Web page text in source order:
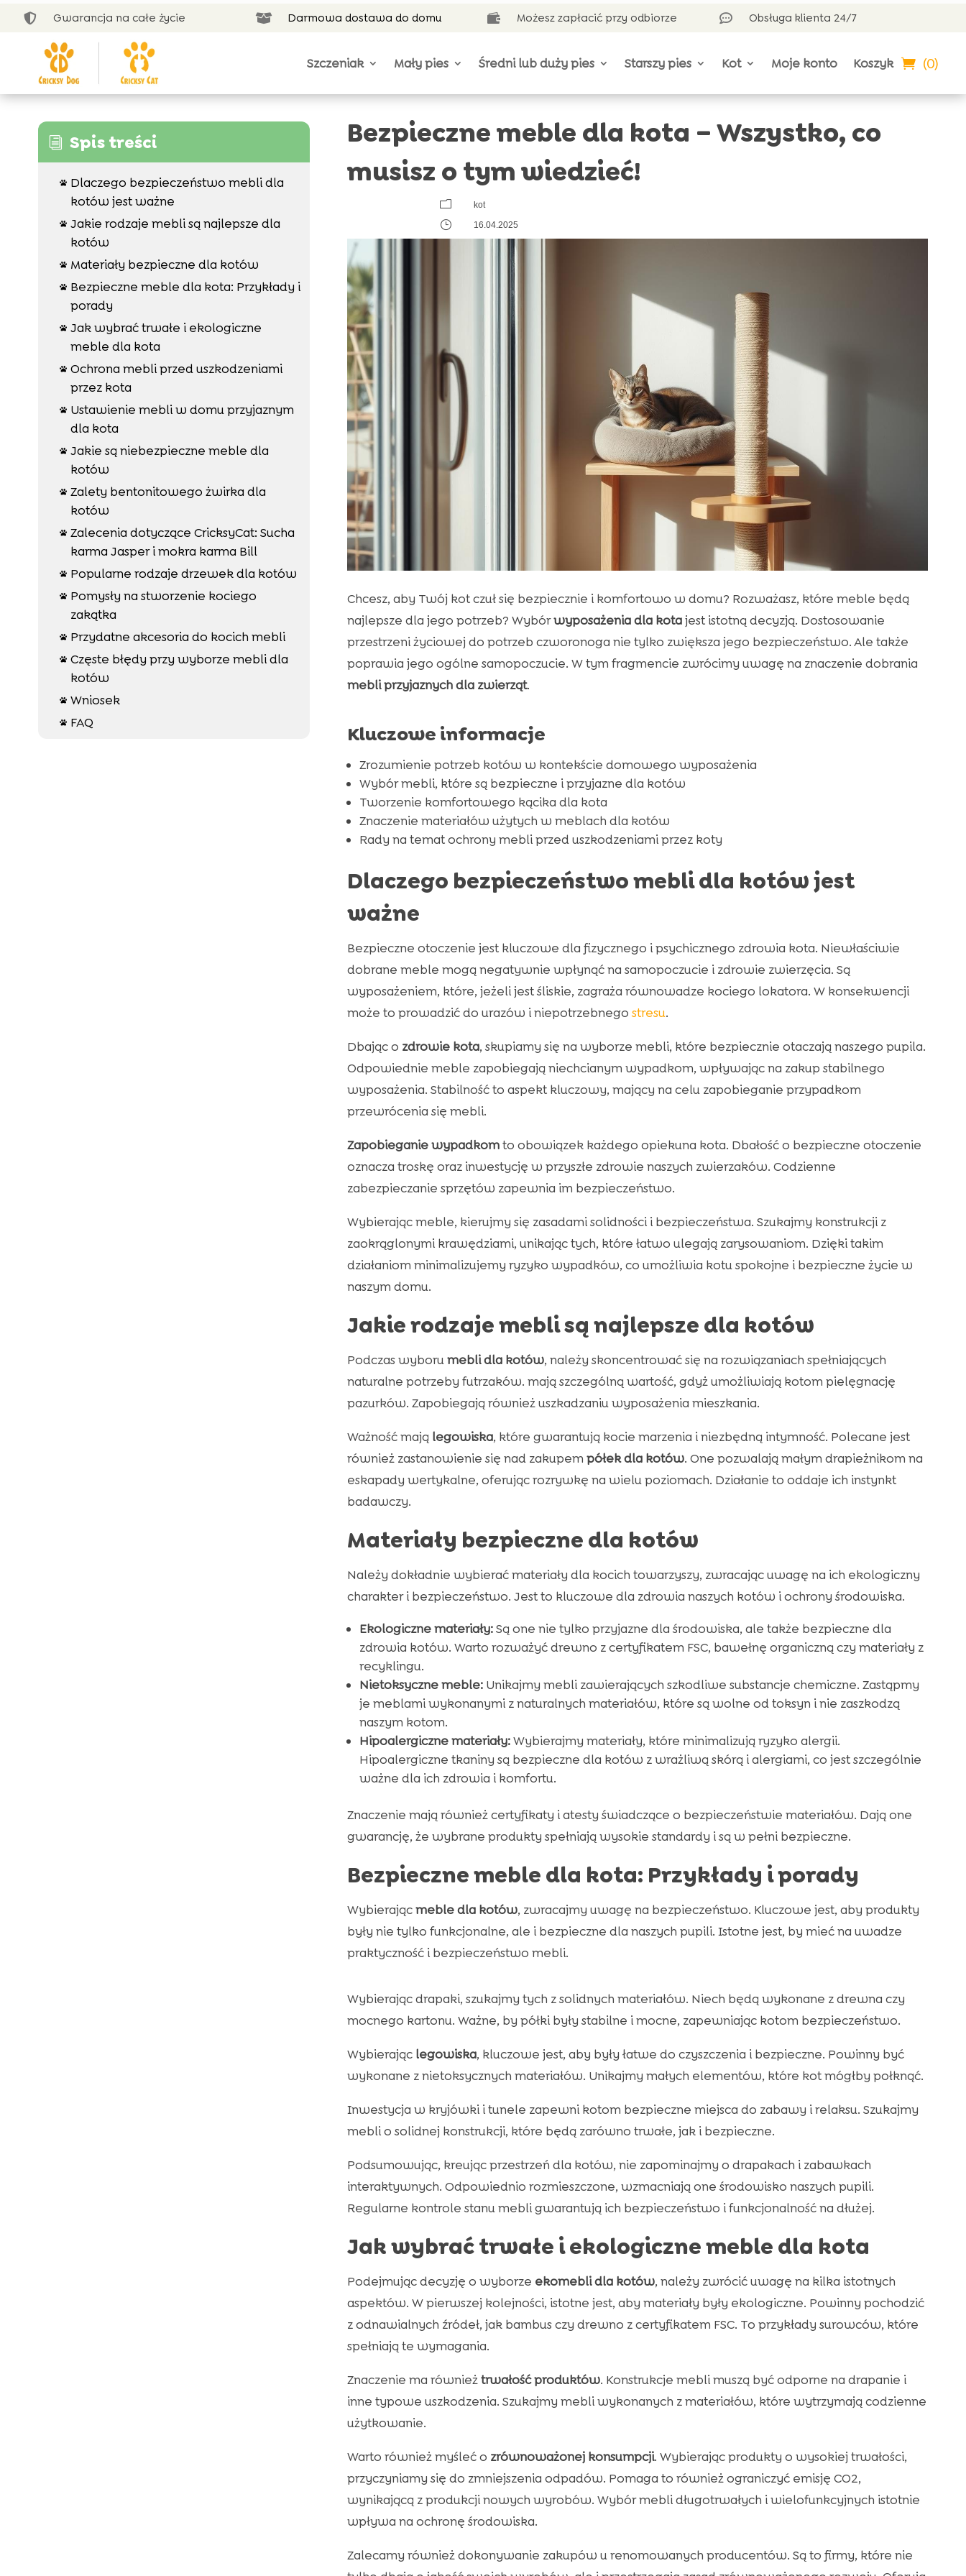
 Gwarancja na całe życie  Darmowa dostawa do domu  Możesz zapłacić przy odbiorze  Obsługa klienta 24/7
Szczeniak Mały pies Średni lub duży pies Starszy pies Kot Moje konto Koszyk (0)
i Spis treści

Dlaczego bezpieczeństwo mebli dla
kotów jest ważne
 Jakie rodzaje mebli są najlepsze dla
kotów
 Materiały bezpieczne dla kotów

Bezpieczne meble dla kota: Przykłady i
porady
 Jak wybrać trwałe i ekologiczne
meble dla kota
 Ochrona mebli przed uszkodzeniami
przez kota

Ustawienie mebli w domu przyjaznym
dla kota
 Jakie są niebezpieczne meble dla
kotów
 Zalety bentonitowego żwirka dla
kotów
 Zalecenia dotyczące CricksyCat: Sucha
karma Jasper i mokra karma Bill
 Popularne rodzaje drzewek dla kotów

Pomysły na stworzenie kociego
zakątka
 Przydatne akcesoria do kocich mebli
 Częste błędy przy wyborze mebli dla
kotów
 Wniosek
 FAQ
Bezpieczne meble dla kota – Wszystko, co
musisz o tym wiedzieć!
m kot
} 16.04.2025
Chcesz, aby Twój kot czuł się bezpiecznie i komfortowo w domu? Rozważasz, które meble będą
najlepsze dla jego potrzeb? Wybórwyposażenia dla kotajest istotną decyzją. Dostosowanie
przestrzeni życiowej do potrzeb czworonoga nie tylko zwiększa jego bezpieczeństwo. Ale także
poprawia jego ogólne samopoczucie. W tym fragmencie zwrócimy uwagę na znaczenie dobrania
mebli przyjaznych dla zwierząt.
Kluczowe informacje
Zrozumienie potrzeb kotów w kontekście domowego wyposażenia
Wybór mebli, które są bezpieczne i przyjazne dla kotów
Tworzenie komfortowego kącika dla kota
Znaczenie materiałów użytych w meblach dla kotów
Rady na temat ochrony mebli przed uszkodzeniami przez koty
Dlaczego bezpieczeństwo mebli dla kotów jest
ważne
Bezpieczne otoczenie jest kluczowe dla fizycznego i psychicznego zdrowia kota. Niewłaściwie
dobrane meble mogą negatywnie wpłynąć na samopoczucie i zdrowie zwierzęcia. Są
wyposażeniem, które, jeżeli jest śliskie, zagraża równowadze kociego lokatora. W konsekwencji
może to prowadzić do urazów i niepotrzebnego stresu.
Dbając o zdrowie kota, skupiamy się na wyborze mebli, które bezpiecznie otaczają naszego pupila.
Odpowiednie meble zapobiegają niechcianym wypadkom, wpływając na zakup stabilnego
wyposażenia. Stabilność to aspekt kluczowy, mający na celu zapobieganie przypadkom
przewrócenia się mebli.
Zapobieganie wypadkomto obowiązek każdego opiekuna kota. Dbałość o bezpieczne otoczenie
oznacza troskę oraz inwestycję w przyszłe zdrowie naszych zwierzaków. Codzienne
zabezpieczanie sprzętów zapewnia im bezpieczeństwo.
Wybierając meble, kierujmy się zasadami solidności i bezpieczeństwa. Szukajmy konstrukcji z
zaokrąglonymi krawędziami, unikając tych, które łatwo ulegają zarysowaniom. Dzięki takim
działaniom minimalizujemy ryzyko wypadków, co umożliwia kotu spokojne i bezpieczne życie w
naszym domu.
Jakie rodzaje mebli są najlepsze dla kotów
Podczas wyborumebli dla kotów, należy skoncentrować się na rozwiązaniach spełniających
naturalne potrzeby futrzaków. mają szczególną wartość, gdyż umożliwiają kotom pielęgnację
pazurków. Zapobiegają również uszkadzaniu wyposażenia mieszkania.
Ważność mają legowiska, które gwarantują kocie marzenia i niezbędną intymność. Polecane jest
również zastanowienie się nad zakupem półek dla kotów. One pozwalają małym drapieżnikom na
eskapady wertykalne, oferując rozrywkę na wielu poziomach. Działanie to oddaje ich instynkt
badawczy.
Materiały bezpieczne dla kotów
Należy dokładnie wybierać materiały dla kocich towarzyszy, zwracając uwagę na ich ekologiczny
charakter i bezpieczeństwo. Jest to kluczowe dla zdrowia naszych kotów i ochrony środowiska.
Ekologiczne materiały:Są one nie tylko przyjazne dla środowiska, ale także bezpieczne dla
zdrowia kotów. Warto rozważyć drewno z certyfikatem FSC, bawełnę organiczną czy materiały z
recyklingu.
Nietoksyczne meble:Unikajmy mebli zawierających szkodliwe substancje chemiczne. Zastąpmy
je meblami wykonanymi z naturalnych materiałów, które są wolne od toksyn i nie zaszkodzą
naszym kotom.
Hipoalergiczne materiały:Wybierajmy materiały, które minimalizują ryzyko alergii.
Hipoalergiczne tkaniny są bezpieczne dla kotów z wrażliwą skórą i alergiami, co jest szczególnie
ważne dla ich zdrowia i komfortu.
Znaczenie mają również certyfikaty i atesty świadczące o bezpieczeństwie materiałów. Dają one
gwarancję, że wybrane produkty spełniają wysokie standardy i są w pełni bezpieczne.
Bezpieczne meble dla kota: Przykłady i porady
Wybierającmeble dla kotów, zwracajmy uwagę na bezpieczeństwo. Kluczowe jest, aby produkty
były nie tylko funkcjonalne, ale i bezpieczne dla naszych pupili. Istotne jest, by mieć na uwadze
praktyczność i bezpieczeństwo mebli.
Wybierając drapaki, szukajmy tych z solidnych materiałów. Niech będą wykonane z drewna czy
mocnego kartonu. Ważne, by półki były stabilne i mocne, zapewniając kotom bezpieczeństwo.
Wybierając legowiska, kluczowe jest, aby były łatwe do czyszczenia i bezpieczne. Powinny być
wykonane z nietoksycznych materiałów. Unikajmy małych elementów, które kot mógłby połknąć.
Inwestycja w kryjówki i tunele zapewni kotom bezpieczne miejsca do zabawy i relaksu. Szukajmy
mebli o solidnej konstrukcji, które będą zarówno trwałe, jak i bezpieczne.
Podsumowując, kreując przestrzeń dla kotów, nie zapominajmy o drapakach i zabawkach
interaktywnych. Odpowiednio rozmieszczone, wzmacniają one środowisko naszych pupili.
Regularne kontrole stanu mebli gwarantują ich bezpieczeństwo i funkcjonalność na dłużej.
Jak wybrać trwałe i ekologiczne meble dla kota
Podejmując decyzję o wyborze ekomebli dla kotów, należy zwrócić uwagę na kilka istotnych
aspektów. W pierwszej kolejności, istotne jest, aby materiały były ekologiczne. Powinny pochodzić
z odnawialnych źródeł, jak bambus czy drewno z certyfikatem FSC. To przykłady surowców, które
spełniają te wymagania.
Znaczenie ma równieżtrwałość produktów. Konstrukcje mebli muszą być odporne na drapanie i
inne typowe uszkodzenia. Szukajmy mebli wykonanych z materiałów, które wytrzymają codzienne
użytkowanie.
Warto również myśleć o zrównoważonej konsumpcji. Wybierając produkty o wysokiej trwałości,
przyczyniamy się do zmniejszenia odpadów. Pomaga to również ograniczyć emisję CO2,
wynikającą z produkcji nowych wyrobów. Wybór mebli długotrwałych i wielofunkcyjnych istotnie
wpływa na ochronę środowiska.
Zalecamy również dokonywanie zakupów u renomowanych producentów. Są to firmy, które nie